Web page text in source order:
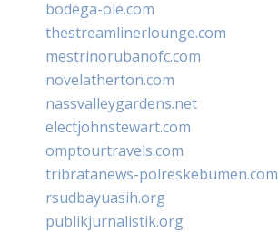
bodega-ole.com
thestreamlinerlounge.com
mestrinorubanofc.com
novelatherton.com
nassvalleygardens.net
electjohnstewart.com
omptourtravels.com
tribratanews-polreskebumen.com
rsudbayuasih.org
publikjurnalistik.org